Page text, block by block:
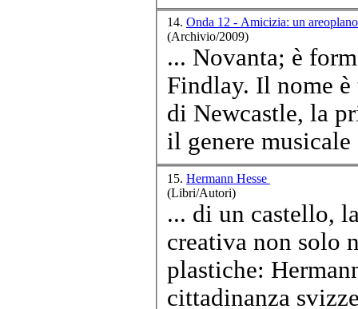
14. Onda 12 - Amicizia: un
(Archivio/2009)
... Novanta; è
Findlay. Il nome è
di Newcastle, la
il genere
15. Hermann Hesse
(Libri/Autori)
... di un castello,
creativa non solo
plastiche: Hermann iniziò a
cittadinanza